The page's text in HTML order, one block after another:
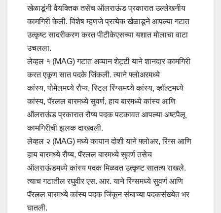
खेळाडूंनी वैयक्तिक तसेच ऑलराऊंड प्रकारात उल्लेखनीय
कामगिरी केली. विशेष म्हणजे प्रत्येक खेळाडूने आपल्या गटात
उत्कृष्ट सादरीकरण करत पीटीकेएसच्या यशात मोलाचा वाटा
उचलला.
लेव्हल १ (MAG) गटात अव्यान शेट्टी याने शानदार कामगिरी
करत एकूण सात पदके जिंकली. त्याने फ्लोअरमध्ये
कांस्य, पोमेलमध्ये रौप्य, स्टिल रिंग्समध्ये कांस्य, व्हॉल्टमध्ये
कांस्य, पॅरलल बारमध्ये सुवर्ण, हाय बारमध्ये कांस्य आणि
ऑलराऊंड प्रकारात रौप्य पदक पटकावत आपल्या अष्टपैलू
कामगिरीची झलक दाखवली.
लेव्हल २ (MAG) मध्ये कायान दोशी याने फ्लोअर, रिंग्स आणि
हाय बारमध्ये रौप्य, पॅरलल बारमध्ये सुवर्ण तसेच
ऑलराऊंडमध्ये कांस्य पदक मिळवत उत्कृष्ट सातत्य राखले.
त्याच गटातील रघुवीर एस. आर. याने रिंग्समध्ये सुवर्ण आणि
पॅरलल बारमध्ये कांस्य पदक जिंकून संघाच्या पदकसंख्येत भर
घातली.